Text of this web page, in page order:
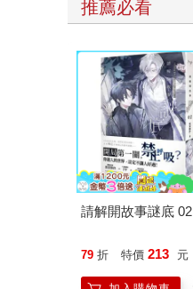
推薦必看
請解開故事謎底 02
79 折 特價 213 元